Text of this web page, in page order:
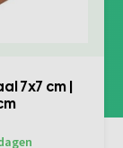
7x7 cm |